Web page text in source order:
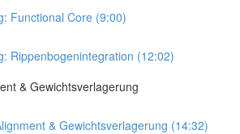
Functional Core (9:00)
Rippenbogenintegration (12:02)
& Gewichtsverlagerung
& Gewichtsverlagerung (14:32)